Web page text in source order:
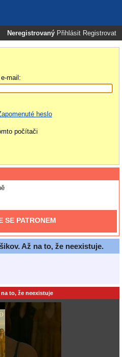
Neregistrovaný Přihlásit Registrovat
mail:
heslo
počítači
SE PATRONEM
Až na to, že neexistuje.
to, že neexistuje